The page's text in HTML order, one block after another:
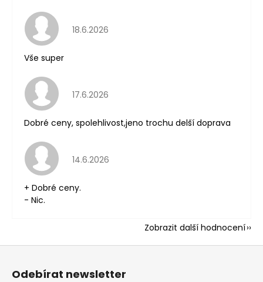
Hodnocení obchodu je 5 z 5 hvězdiček.
18.6.2026
Vše super
Hodnocení obchodu je 5 z 5 hvězdiček.
17.6.2026
Dobré ceny, spolehlivost,jeno trochu delší doprava
Hodnocení obchodu je 5 z 5 hvězdiček.
14.6.2026
+ Dobré ceny.
- Nic.
Zobrazit další hodnocení
Z
Odebírat newsletter